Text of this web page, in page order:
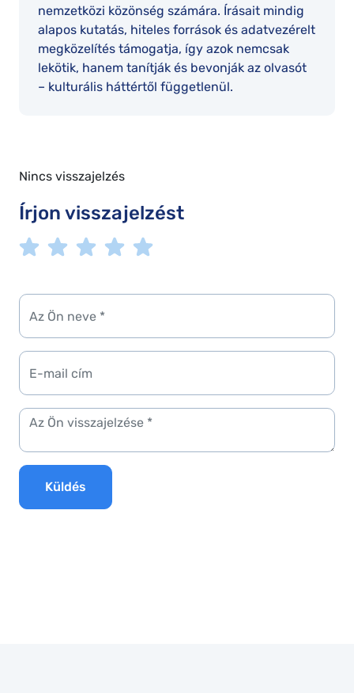
nemzetközi közönség számára. Írásait mindig
alapos kutatás, hiteles források és adatvezérelt
megközelítés támogatja, így azok nemcsak
lekötik, hanem tanítják és bevonják az olvasót
– kulturális háttértől függetlenül.
Nincs visszajelzés
Írjon visszajelzést
Küldés